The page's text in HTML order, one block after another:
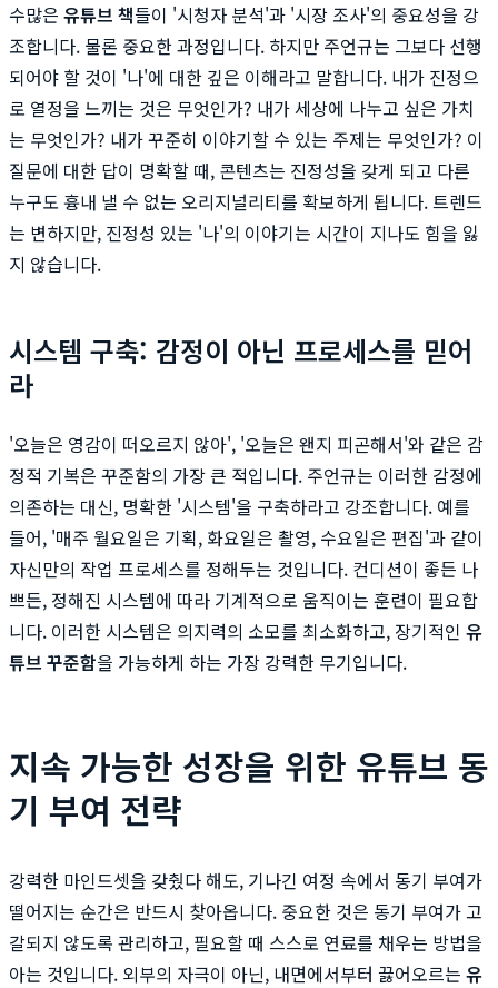
수많은 유튜브 책들이 '시청자 분석'과 '시장 조사'의 중요성을 강
조합니다. 물론 중요한 과정입니다. 하지만 주언규는 그보다 선행
되어야 할 것이 '나'에 대한 깊은 이해라고 말합니다. 내가 진정으
로 열정을 느끼는 것은 무엇인가? 내가 세상에 나누고 싶은 가치
는 무엇인가? 내가 꾸준히 이야기할 수 있는 주제는 무엇인가? 이
질문에 대한 답이 명확할 때, 콘텐츠는 진정성을 갖게 되고 다른
누구도 흉내 낼 수 없는 오리지널리티를 확보하게 됩니다. 트렌드
는 변하지만, 진정성 있는 '나'의 이야기는 시간이 지나도 힘을 잃
지 않습니다.
시스템 구축: 감정이 아닌 프로세스를 믿어
라
'오늘은 영감이 떠오르지 않아', '오늘은 왠지 피곤해서'와 같은 감
정적 기복은 꾸준함의 가장 큰 적입니다. 주언규는 이러한 감정에
의존하는 대신, 명확한 '시스템'을 구축하라고 강조합니다. 예를
들어, '매주 월요일은 기획, 화요일은 촬영, 수요일은 편집'과 같이
자신만의 작업 프로세스를 정해두는 것입니다. 컨디션이 좋든 나
쁘든, 정해진 시스템에 따라 기계적으로 움직이는 훈련이 필요합
니다. 이러한 시스템은 의지력의 소모를 최소화하고, 장기적인 유
튜브 꾸준함을 가능하게 하는 가장 강력한 무기입니다.
지속 가능한 성장을 위한 유튜브 동
기 부여 전략
강력한 마인드셋을 갖췄다 해도, 기나긴 여정 속에서 동기 부여가
떨어지는 순간은 반드시 찾아옵니다. 중요한 것은 동기 부여가 고
갈되지 않도록 관리하고, 필요할 때 스스로 연료를 채우는 방법을
아는 것입니다. 외부의 자극이 아닌, 내면에서부터 끓어오르는 유